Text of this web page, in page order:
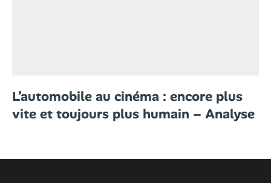
L’automobile au cinéma : encore plus
vite et toujours plus humain – Analyse